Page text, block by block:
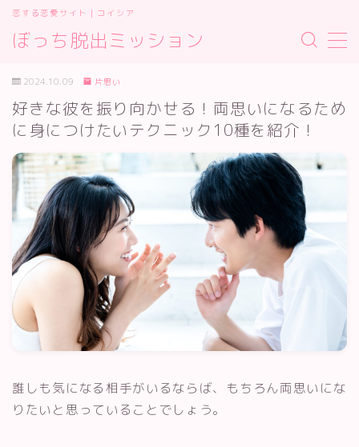
ぼっち脱出ミッション
恋する恋愛サイト｜コイシア
お問い合わせ
サイトマップ
デモプリセット記事 #2
プライバシーポリシー
プライバシーポリシー
利用規約／特定商取引法に基づく表記
有料記事の決済完了ページ
運営者情報
運営者情報
2024.10.09 片思い
好きな彼を振り向かせる！両思いになるため
に身につけたいテクニック10種を紹介！
誰しも気になる相手がいるならば、もちろん両思いにな
りたいと思っていることでしょう。